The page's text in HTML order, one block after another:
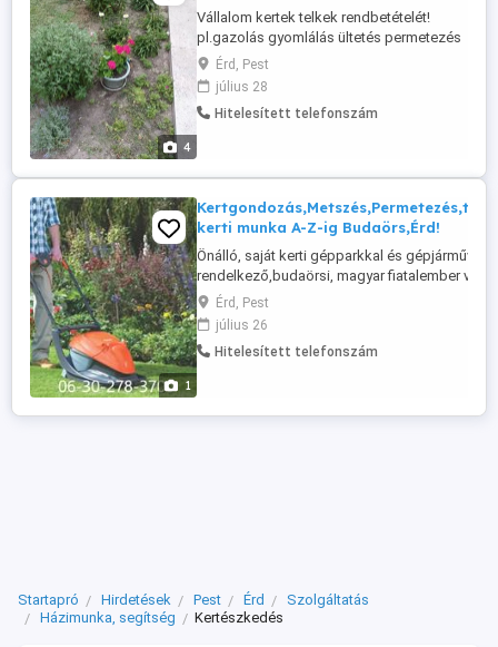
4
Vállalom kertek telkek rendbetételét!
pl.gazolás gyomlálás ültetés permetezés
gyomirtás bokrok fák borostyán tuják
nyirását kert ásás füvesités fünyirás
tereprendezés fák gallyazása metszése
földmunka murva kavics geotextil
bármikor ...
Érd, Pest
július 28
Hitelesített telefonszám
1
kerti munka A-Z-ig Budaörs,Érd!
Önálló, saját kerti gépparkkal és gépjárművel
rendelkező,budaörsi, magyar fiatalember vállal
kerti munkát az alábbi területeken ! Budaörs,
Biatorbágy, Törökbálint, Budapest 11. kerület,
kerület, 22. kerület, Páty, Telki, Kamaraerdő,
Budakeszi, Budajenő, Érd, Diósd, Tárnok,
Érd, Pest
július 26
Hitelesített telefonszám
Startapró Hirdetések Pest Érd
Szolgáltatás
Házimunka, segítség
Kertészkedés